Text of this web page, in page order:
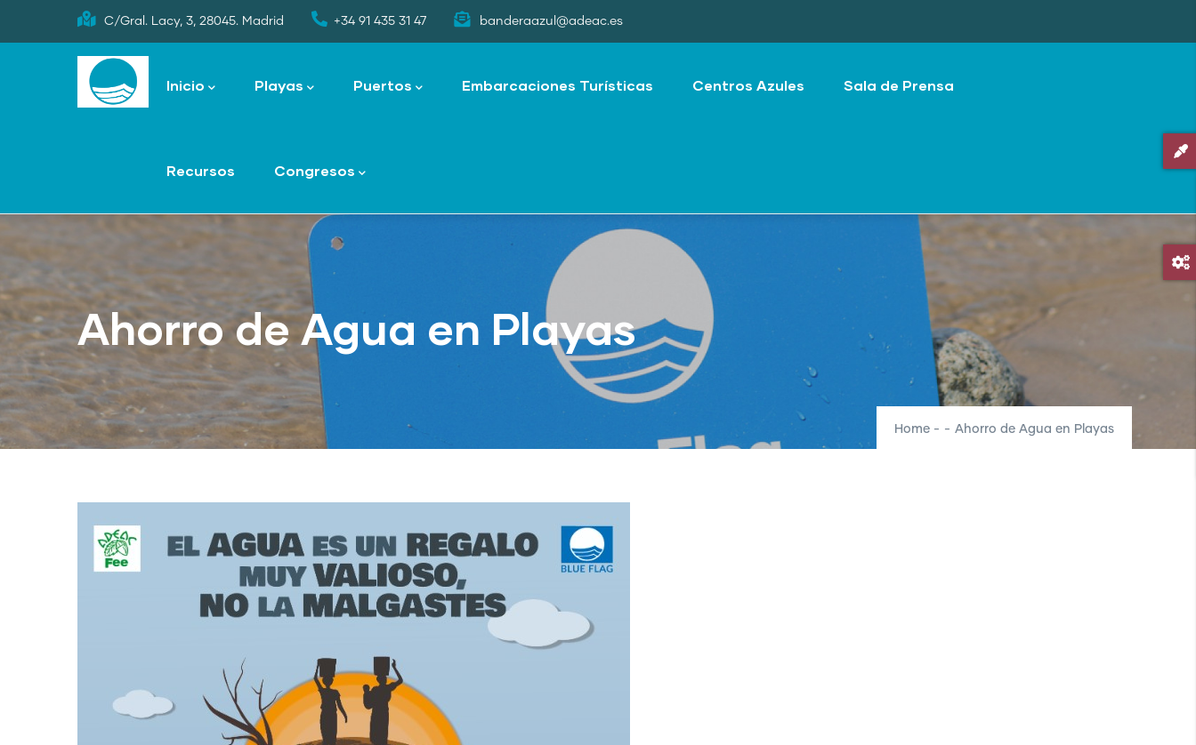
to
C/Gral. Lacy, 3, 28045. Madrid +34 91 435 31 47 banderaazul@adeac.es
navigation
Inicio Playas Puertos Embarcaciones Turísticas Centros Azules Sala de Prensa
Recursos Congresos
Ahorro de Agua en Playas
Home - - Ahorro de Agua en Playas